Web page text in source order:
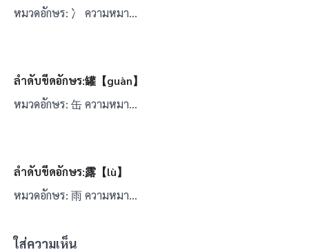
หมวดอักษร: 冫 ความหมา…
ลำดับขีดอักษร:罐【guàn】
หมวดอักษร: 缶 ความหมา…
ลำดับขีดอักษร:露【lù】
หมวดอักษร: 雨 ความหมา…
ใส่ความเห็น